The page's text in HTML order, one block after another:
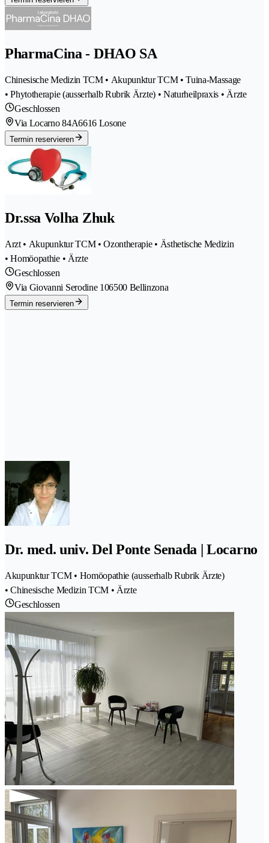
PharmaCina - DHAO SA
Chinesische Medizin TCM • Akupunktur TCM • Tuina-Massage
• Phytotherapie (ausserhalb Rubrik Ärzte) • Naturheilpraxis • Ärzte
Geschlossen
Via Locarno 84A6616 Losone
Termin reservieren
Dr.ssa Volha Zhuk
Arzt • Akupunktur TCM • Ozontherapie • Ästhetische Medizin
• Homöopathie • Ärzte
Geschlossen
Via Giovanni Serodine 106500 Bellinzona
Termin reservieren
Dr. med. univ. Del Ponte Senada | Locarno
Akupunktur TCM • Homöopathie (ausserhalb Rubrik Ärzte)
• Chinesische Medizin TCM • Ärzte
Geschlossen